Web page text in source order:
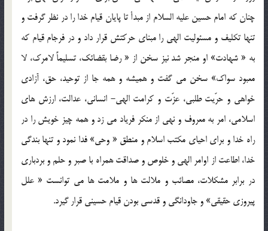
چنان که امام حسين عليه السلام از مبدأ تا پايان قيام خدا را در نظر گرفت و
تنها تکليف و مسئوليت الهي را مبناي حرکتش قرار داد و در فرجام قيام که
به « شهادت» او منجر شد نيز سخن از « رضا بقضائک، تسليماً لامرک، لا
معبود سواک» سخن مي گفت و هميشه و همه جا از توحيد، حق، آزادي
خواهي و حرّيت طلبي، عزّت و کرامت الهي- انساني، عدالت، ارزش هاي
اسلامي، امر به معروف و نهي از منکر فرياد مي زد و همه چيز خويش را در
راه خدا و براي احياي مکتب اسلام و منطق « وحي» فدا نمود و تنها بندگي
خدا، اطاعت از اوامر الهي و خلوص و صداقت همراه با صبر و حلم و بردباري
در برابر مشکلات، مصائب و ملالت ها و ملامت ها مي توانست « علل
پيروزي حقيقي» و جاودانگي و قدسي بودن قيام حسيني قرار گيرد.